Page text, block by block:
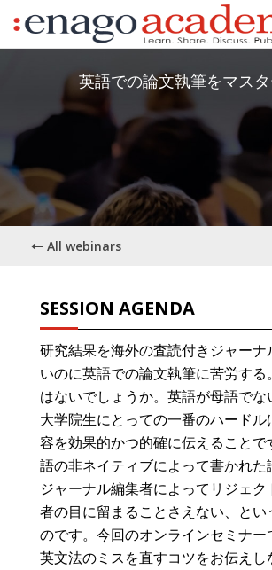
英語での論文執筆をマス
All webinars
SESSION AGENDA
研究結果を海外の査読付きジャーナ
いのに英語での論文執筆に苦労する
はないでしょうか。英語が母語で
大学院生にとっての一番のハードル
容を効果的かつ的確に伝えることで
語の非ネイティブによって書かれた
ジャーナル編集者によってリジェ
者の目に留まることさえない、とい
のです。今回のオンラインセミナー
英文法のミスを直すコツをお伝えし